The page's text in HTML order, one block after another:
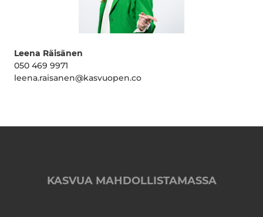
Leena Räisänen
050 469 9971
leena.raisanen@kasvuopen.co
KASVUA MAHDOLLISTAMASSA